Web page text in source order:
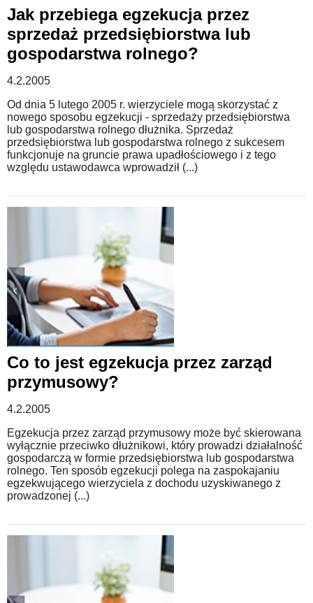
Jak przebiega egzekucja przez
sprzedaż przedsiębiorstwa lub
gospodarstwa rolnego?
4.2.2005
Od dnia 5 lutego 2005 r. wierzyciele mogą skorzystać z
nowego sposobu egzekucji - sprzedaży przedsiębiorstwa
lub gospodarstwa rolnego dłużnika. Sprzedaż
przedsiębiorstwa lub gospodarstwa rolnego z sukcesem
funkcjonuje na gruncie prawa upadłościowego i z tego
względu ustawodawca wprowadził (...)
Co to jest egzekucja przez zarząd
przymusowy?
4.2.2005
Egzekucja przez zarząd przymusowy może być skierowana
wyłącznie przeciwko dłużnikowi, który prowadzi działalność
gospodarczą w formie przedsiębiorstwa lub gospodarstwa
rolnego. Ten sposób egzekucji polega na zaspokajaniu
egzekwującego wierzyciela z dochodu uzyskiwanego z
prowadzonej (...)